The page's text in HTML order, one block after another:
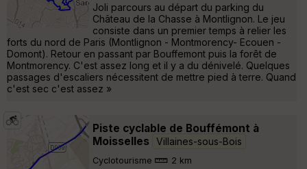
Joli parcours au départ du parking du
Château de la Chasse à Montlignon. Le jeu
consiste dans un premier temps à relier les
forts du nord de Paris (Montlignon - Montmorency- Ecouen -
Domont). Retour en passant par Bouffemont puis la forêt de
Montmorency. C'est assez long et il y a du dénivelé. Quelques
passages d'escaliers nécessitent de mettre pied à terre. Quand
c'est sec c'est assez »
Piste cyclable de Bouffémont à
Moisselles
Villaines-sous-Bois
Cyclotourisme 2 km